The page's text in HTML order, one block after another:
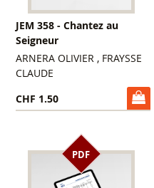
JEM 358 - Chantez au
Seigneur
ARNERA OLIVIER , FRAYSSE
CLAUDE
CHF 1.50
PDF